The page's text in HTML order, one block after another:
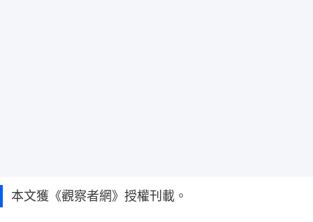
本文獲《觀察者網》授權刊載。